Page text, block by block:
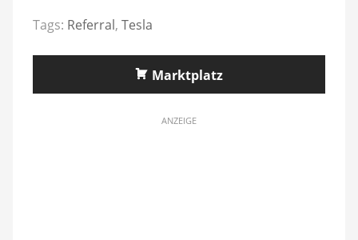
Tags: Referral, Tesla
Marktplatz
ANZEIGE